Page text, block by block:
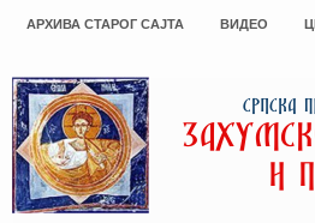
АРХИВА СТАРОГ САЈТА ВИДЕО